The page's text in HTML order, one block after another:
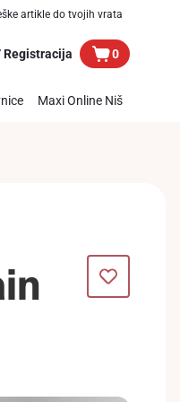
artikle do tvojih vrata
Registracija 0
Maxi Online Niš